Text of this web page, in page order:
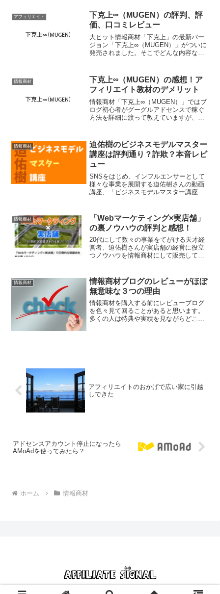
アフィリエイト
下克上∞（MUGEN）の評判、評
価、口コミレビュー
大ヒット情報商材「下克上」の最新バー
ジョン「下克上∞（MUGEN）」がついに
発売されました。そこでどんな内容なの
情報商材
下克上∞（MUGEN）の感想！ア
フィリエイト教材のデメリット
情報商材「下克上∞（MUGEN）」ではブ
ログ初心者がグーグルアドセンスで稼ぐ
方法を詳細に渡って教えていますが、も
めできます。しかしこれだけは完璧では
ありません。そこで何...
情報商材
迫佑樹のビジネスモデルマスター
講座は評判通り？詐欺？本音レビ
ュー
SNSをはじめ、インフルエンサーとして
様々な事業を展開する迫佑樹さんの動画
講座、「ビジネスモデルマスター講座」
マスター講座に今すぐ飛びたい人はこち
ら迫佑樹のビジネスモデ...
情報商材
「Webマーケティング×実店舗」
の裏ノウハウの評判と感想！
20代にして数々の事業をてがける天才経
営者、迫佑樹さんが実店舗の経営に役立
つノウハウを情報商材にして販売してい
ぐ「Webマーケティング×実店舗」で圧倒
的な繁盛店を作る裏...
情報商材
情報商材ブログのレビューがほぼ
無意味な３つの理由
情報商材を購入する前にレビューブログ
を色々見て回ることがあると思います。
多くの人は特典や実績を見ながらどこの
アフィリエイトのおかげで広い家に引越
しできた
アドセンスアカウント停止になったら
AMoAdを使ってみたら？
ホーム 情報商材